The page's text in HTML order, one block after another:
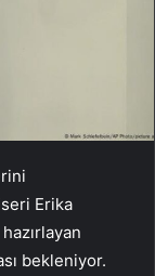
Erika
bekleniyor.